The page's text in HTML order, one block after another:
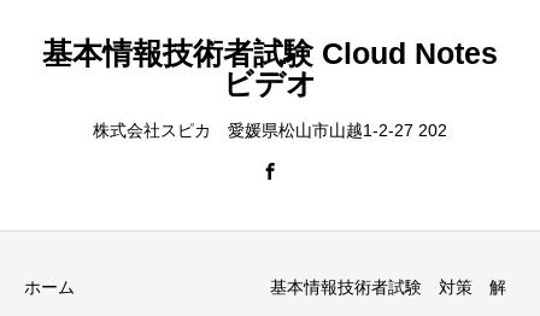
基本情報技術者試験 Cloud Notes
ビデオ
株式会社スピカ 愛媛県松山市山越1-2-27 202
ホーム 基本情報技術者試験 対策 解